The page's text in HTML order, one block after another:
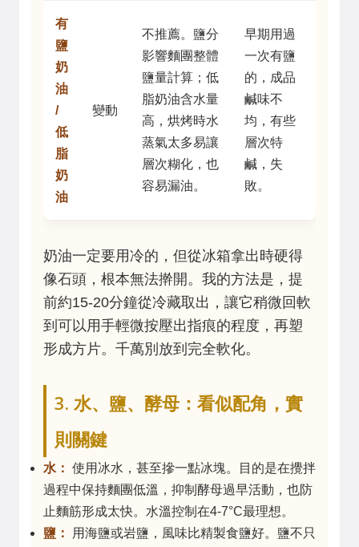
有
鹽
奶
油
/
低
脂
奶
油
變動
不推薦。鹽分
影響麵團整體
鹽量計算；低
脂奶油含水量
高，烘烤時水
蒸氣太多易讓
層次糊化，也
容易漏油。
早期用過
一次有鹽
的，成品
鹹味不
均，有些
層次特
鹹，失
敗。
奶油一定要用冷的，但從冰箱拿出時硬得
像石頭，根本無法擀開。我的方法是，提
前約15-20分鐘從冷藏取出，讓它稍微回軟
到可以用手輕微按壓出指痕的程度，再塑
形成方片。千萬別放到完全軟化。
3. 水、鹽、酵母：看似配角，實
則關鍵
水： 使用冰水，甚至摻一點冰塊。目的是在攪拌
過程中保持麵團低溫，抑制酵母過早活動，也防
止麵筋形成太快。水溫控制在4-7°C最理想。
鹽：
用海鹽或岩鹽，風味比精製食鹽好。鹽不只